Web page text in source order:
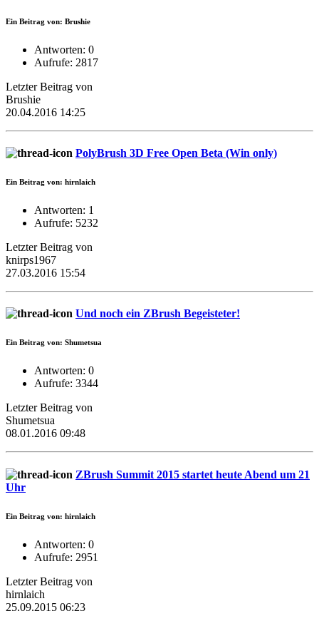
Ein Beitrag von: Brushie
Antworten: 0
Aufrufe: 2817
Letzter Beitrag von
Brushie
20.04.2016 14:25
PolyBrush 3D Free Open Beta (Win only)
Ein Beitrag von: hirnlaich
Antworten: 1
Aufrufe: 5232
Letzter Beitrag von
knirps1967
27.03.2016 15:54
Und noch ein ZBrush Begeisteter!
Ein Beitrag von: Shumetsua
Antworten: 0
Aufrufe: 3344
Letzter Beitrag von
Shumetsua
08.01.2016 09:48
ZBrush Summit 2015 startet heute Abend um 21
Uhr
Ein Beitrag von: hirnlaich
Antworten: 0
Aufrufe: 2951
Letzter Beitrag von
hirnlaich
25.09.2015 06:23